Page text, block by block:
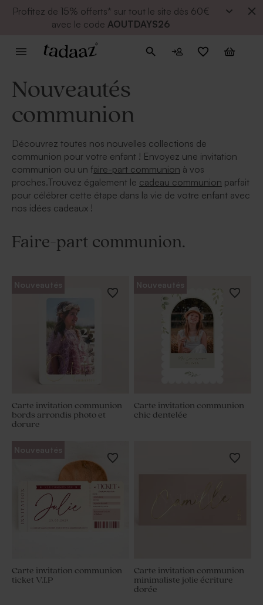
Profitez de 15% offerts* sur tout le site dès 60€
avec le code AOUTDAYS26
Nouveautés
communion
Découvrez toutes nos nouvelles collections de
communion pour votre enfant ! Envoyez une invitation
communion ou un faire-part communion à vos
proches.Trouvez également le cadeau communion parfait
pour célébrer cette étape dans la vie de votre enfant avec
nos idées cadeaux !
Faire-part communion.
Nouveautés
Carte invitation communion
bords arrondis photo et
dorure
Nouveautés
Carte invitation communion
chic dentelée
Nouveautés
Carte invitation communion
ticket V.I.P
Carte invitation communion
minimaliste jolie écriture
dorée